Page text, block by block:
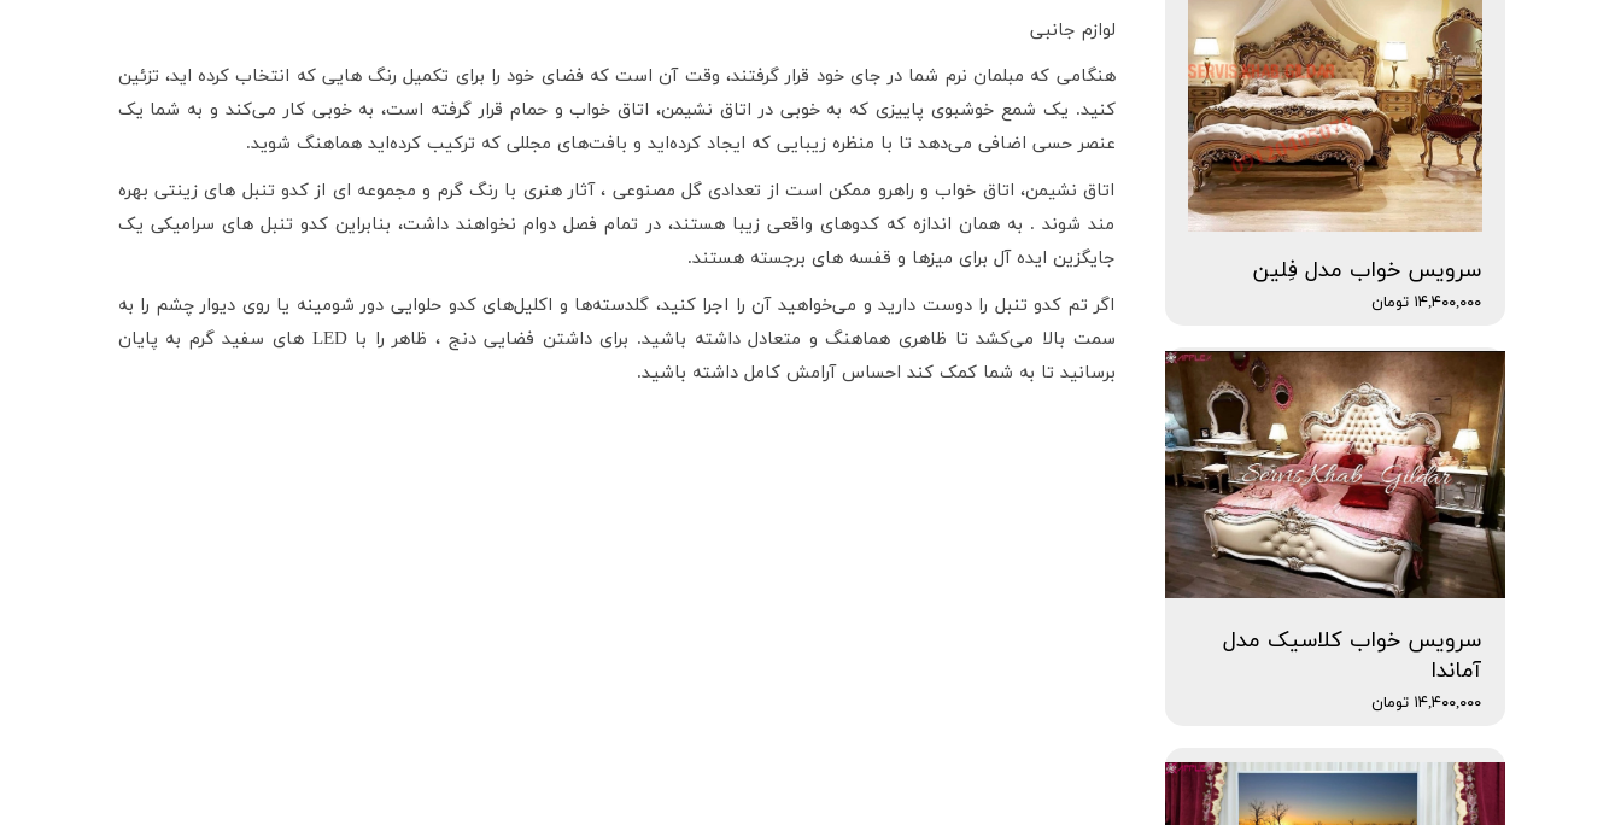
لوازم جانبی
هنگامی که مبلمان نرم شما در جای خود قرار گرفتند، وقت آن است که فضای خود را برای تکمیل رنگ هایی که انتخاب کرده اید، تزئین
کنید. یک شمع خوشبوی پاییزی که به خوبی در اتاق نشیمن، اتاق خواب و حمام قرار گرفته است، به خوبی کار می‌کند و به شما یک
عنصر حسی اضافی می‌دهد تا با منظره زیبایی که ایجاد کرده‌اید و بافت‌های مجللی که ترکیب کرده‌اید هماهنگ شوید.
اتاق نشیمن، اتاق خواب و راهرو ممکن است از تعدادی گل مصنوعی ، آثار هنری با رنگ گرم و مجموعه ای از کدو تنبل های زینتی بهره
مند شوند . به همان اندازه که کدوهای واقعی زیبا هستند، در تمام فصل دوام نخواهند داشت، بنابراین کدو تنبل های سرامیکی یک
جایگزین ایده آل برای میزها و قفسه های برجسته هستند.
اگر تم کدو تنبل را دوست دارید و می‌خواهید آن را اجرا کنید، گلدسته‌ها و اکلیل‌های کدو حلوایی دور شومینه یا روی دیوار چشم را به
سمت بالا می‌کشد تا ظاهری هماهنگ و متعادل داشته باشید. برای داشتن فضایی دنج ، ظاهر را باLED های سفید گرم به پایان
برسانید تا به شما کمک کند احساس آرامش کامل داشته باشید.
سرویس خواب مدل فِلین
۱۴,۴۰۰,۰۰۰ تومان
سرویس خواب کلاسیک مدل
آماندا
۱۴,۴۰۰,۰۰۰ تومان